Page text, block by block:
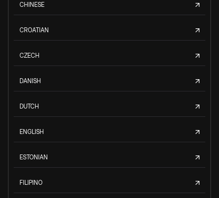
CHINESE
CROATIAN
CZECH
DANISH
DUTCH
ENGLISH
ESTONIAN
FILIPINO